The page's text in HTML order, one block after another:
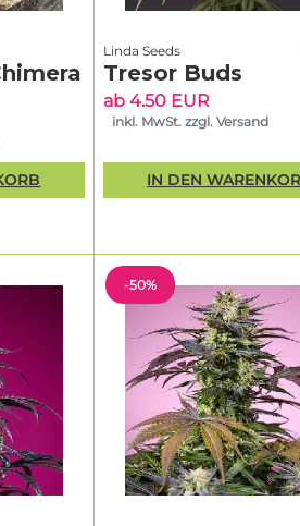
Linda Seeds
Tresor Buds
ab 4.50 EUR
inkl. MwSt. zzgl. Versand
IN DEN
-50%